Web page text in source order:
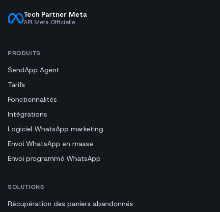
Tech Partner Meta
API Meta Officielle
PRODUITS
SendApp Agent
Tarifs
Fonctionnalités
Intégrations
Logiciel WhatsApp marketing
Envoi WhatsApp en masse
Envoi programmé WhatsApp
SOLUTIONS
Récupération des paniers abandonnés